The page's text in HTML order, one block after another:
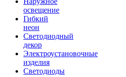
освещение
Гибкий
неон
Светодиодный
декор
Электроустановочные
изделия
Светодиоды